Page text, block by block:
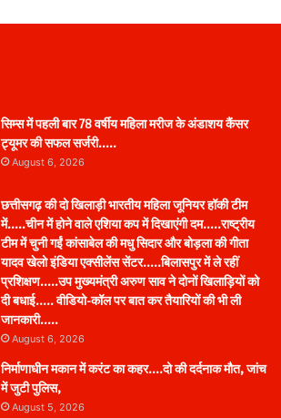
सिम्स में पहली बार 78 वर्षीय महिला मरीज के अंडाशय कैंसर
ट्यूमर की सफल सर्जरी…..
August 6, 2026
छत्तीसगढ़ की दो खिलाड़ी भारतीय महिला जूनियर हॉकी टीम
में…..चीन में होने वाले एशिया कप में दिखाएंगी दम…..राष्ट्रीय
टीम में चुनी गईं कांसाबेल की मधु सिदार और बोड़ला की गीता
यादव खेलो इंडिया एक्सीलेंस सेंटर…..बिलासपुर में ले रहीं
प्रशिक्षण…..उप मुख्यमंत्री अरुण साव ने दोनों खिलाड़ियों को
दी बधाई….. वीडियो-कॉल पर बात कर तैयारियों की भी ली
जानकारी…..
August 6, 2026
निर्माणाधीन मकान में करंट का कहर….दो की दर्दनाक मौत, जांच
में जुटी पुलिस,
August 5, 2026